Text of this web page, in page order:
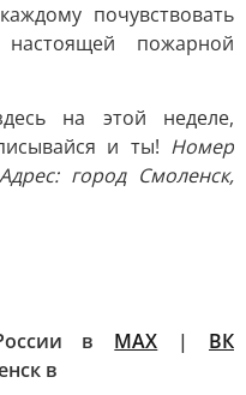
почувствовать
пожарной
на этой неделе,
и ты! Номер
город Смоленск,
в MAX | ВК
в